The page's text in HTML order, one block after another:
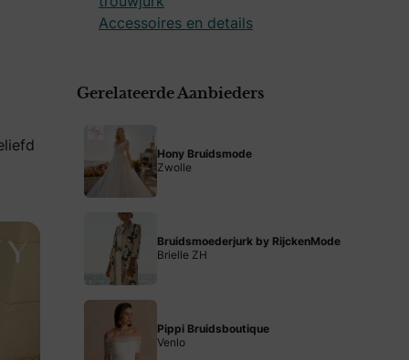
Accessoires en details
Gerelateerde Aanbieders
Hony Bruidsmode
Zwolle
Bruidsmoederjurk by RijckenMode
Brielle ZH
Pippi Bruidsboutique
Venlo